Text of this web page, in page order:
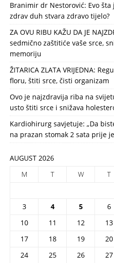
Branimir dr Nestorović: Evo
zdrav duh stvara zdravo tijelo?
ZA OVU RIBU KAŽU DA JE
sedmično zaštitiće vaše srce,
memoriju
ŽITARICA ZLATA VRIJEDNA:
floru, štiti srce, čisti organizam
Ovo je najzdravija riba na
usto štiti srce i snižava
Kardiohirurg savjetuje: „Da
na prazan stomak 2 sata prije
AUGUST 2026
M
T W T
3
4 5 6
10
11 12 13
17
18 19 20
24
25 26 27